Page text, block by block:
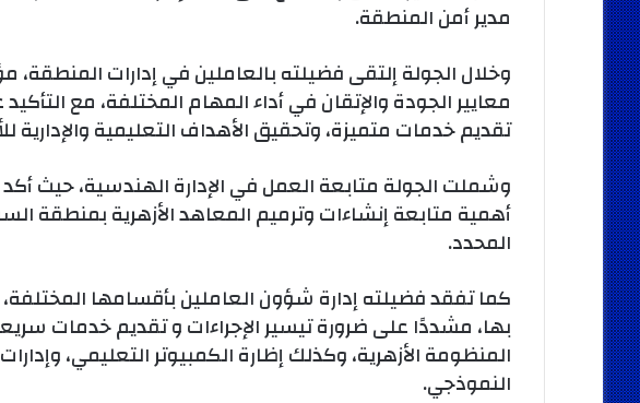
مدير أمن المنطقة.
وخلال الجولة إلتقى فضيلته بالعاملين في إدارات المنطقة،
معايير الجودة والإتقان في أداء المهام المختلفة، مع
تقديم خدمات متميزة، وتحقيق الأهداف التعليمية والإدارية
وشملت الجولة متابعة العمل في الإدارة الهندسية، حيث
أهمية متابعة إنشاءات وترميم المعاهد الأزهرية بمنطقة
المحدد.
كما تفقد فضيلته إدارة شؤون العاملين بأقسامها
بها، مشددًا على ضرورة تيسير الإجراءات و تقديم خدمات
المنظومة الأزهرية، وكذلك إظارة الكمبيوتر التعليمي،
النموذجي.